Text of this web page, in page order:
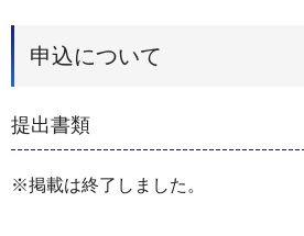
申込について
提出書類
※掲載は終了しました。